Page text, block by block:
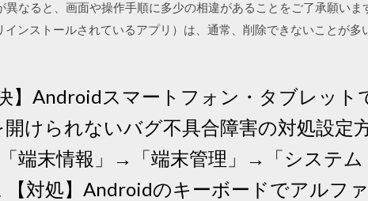
なると、画面や操作手順に多少の相違があることをご了承願いま
ンストールされているアプリ）は、通常、削除できないことが多
】Androidスマートフォン・タブレット
けられないバグ不具合障害の対処設定
端末情報」→「端末管理」→「システム
対処】Androidのキーボードでアルフ